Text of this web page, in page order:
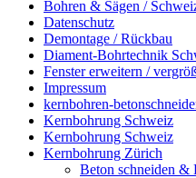
Bohren & Sägen /
Datenschutz
Demontage / Rückbau
Diament-Bohrtechnik
Fenster erweitern /
Impressum
kernbohren-
Kernbohrung Schweiz
Kernbohrung Schweiz
Kernbohrung Zürich
Beton schneiden &